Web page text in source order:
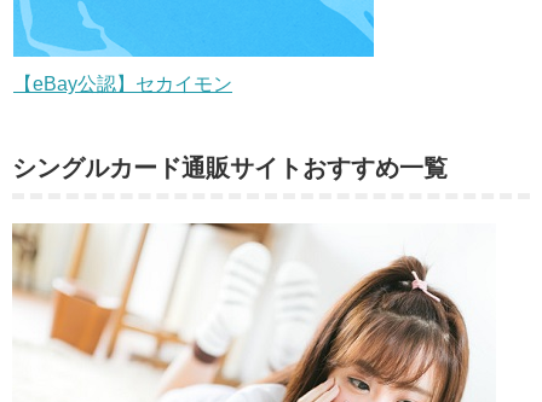
【eBay公認】セカイモン
シングルカード通販サイトおすすめ一覧